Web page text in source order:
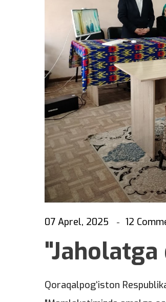
07 Aprel, 2025 12
Qoraqalpog‘iston